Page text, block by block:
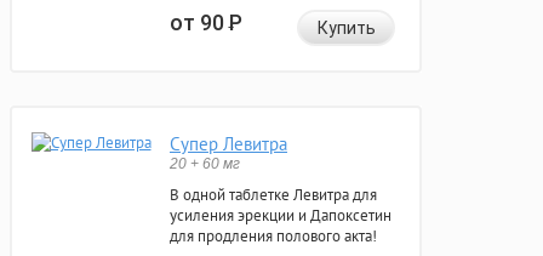
от 90Р Купить
Супер Левитра
20 + 60 мг
В одной таблетке Левитра для
усиления эрекции и Дапоксетин
для продления полового акта!